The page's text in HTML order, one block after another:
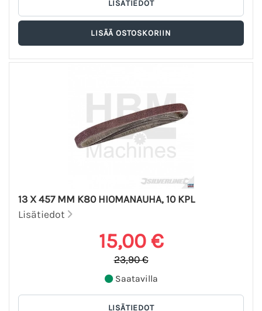
13 X 457 MM K80 HIOMANAUHA, 10 KPL
Lisätiedot
15,00 €
23,90 €
Saatavilla